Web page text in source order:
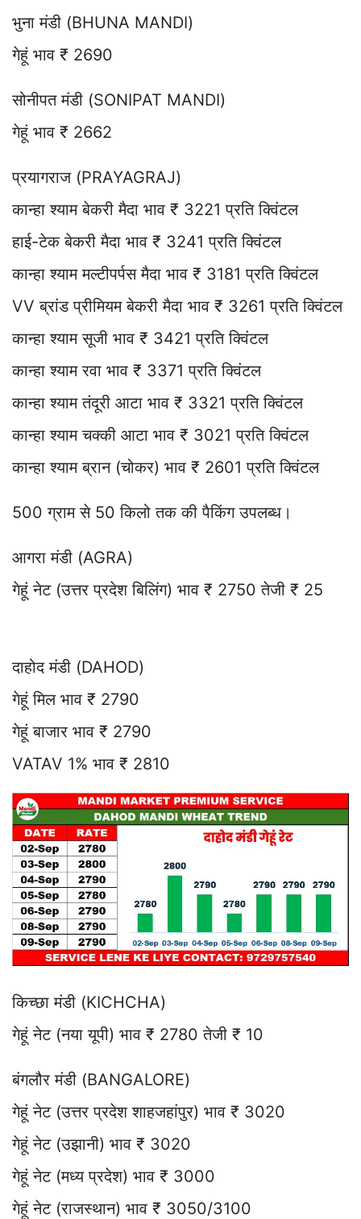
भुना मंडी (BHUNA MANDI)
गेहूं भाव ₹ 2690
सोनीपत मंडी (SONIPAT MANDI)
गेहूं भाव ₹ 2662
प्रयागराज (PRAYAGRAJ)
कान्हा श्याम बेकरी मैदा भाव ₹ 3221 प्रति क्विंटल
हाई-टेक बेकरी मैदा भाव ₹ 3241 प्रति क्विंटल
कान्हा श्याम मल्टीपर्पस मैदा भाव ₹ 3181 प्रति क्विंटल
VV ब्रांड प्रीमियम बेकरी मैदा भाव ₹ 3261 प्रति क्विंटल
कान्हा श्याम सूजी भाव ₹ 3421 प्रति क्विंटल
कान्हा श्याम रवा भाव ₹ 3371 प्रति क्विंटल
कान्हा श्याम तंदूरी आटा भाव ₹ 3321 प्रति क्विंटल
कान्हा श्याम चक्की आटा भाव ₹ 3021 प्रति क्विंटल
कान्हा श्याम ब्रान (चोकर) भाव ₹ 2601 प्रति क्विंटल
500 ग्राम से 50 किलो तक की पैकिंग उपलब्ध।
आगरा मंडी (AGRA)
गेहूं नेट (उत्तर प्रदेश बिलिंग) भाव ₹ 2750 तेजी ₹ 25
दाहोद मंडी (DAHOD)
गेहूं मिल भाव ₹ 2790
गेहूं बाजार भाव ₹ 2790
VATAV 1% भाव ₹ 2810
किच्छा मंडी (KICHCHA)
गेहूं नेट (नया यूपी) भाव ₹ 2780 तेजी ₹ 10
बंगलौर मंडी (BANGALORE)
गेहूं नेट (उत्तर प्रदेश शाहजहांपुर) भाव ₹ 3020
गेहूं नेट (उझानी) भाव ₹ 3020
गेहूं नेट (मध्य प्रदेश) भाव ₹ 3000
गेहूं नेट (राजस्थान) भाव ₹ 3050/3100